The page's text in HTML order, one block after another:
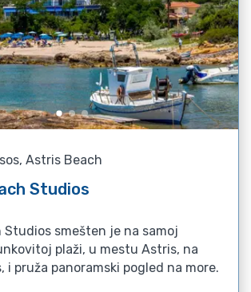
Astris Beach
Studios
Studios smešten je na samoj
plaži, u mestu Astris, na
i pruža panoramski pogled na more.